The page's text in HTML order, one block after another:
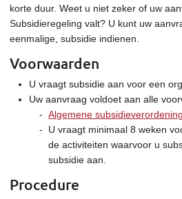
korte duur. Weet u niet zeker of uw
Subsidieregeling valt? U kunt uw
eenmalige, subsidie indienen.
Voorwaarden
U vraagt subsidie aan voor een
Uw aanvraag voldoet aan alle
Algemene
U vraagt minimaal 8 weken
de activiteiten waarvoor u
subsidie aan.
Procedure